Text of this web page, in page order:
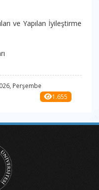
ve Yapılan İyileştirme
Perşembe
1.655